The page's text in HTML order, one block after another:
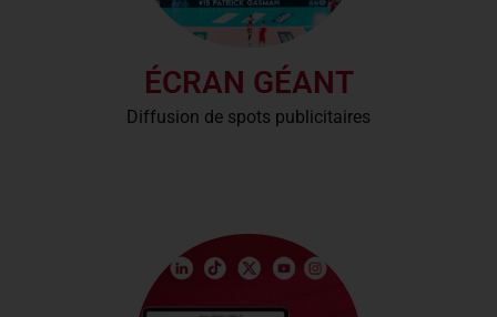
ÉCRAN GÉANT
Diffusion de spots publicitaires